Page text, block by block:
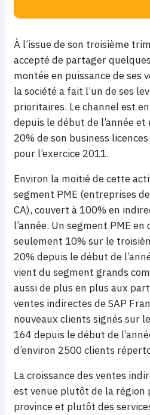
À l’issue de son troisième
accepté de partager
montée en puissance de ses
la société a fait l’un de ses
prioritaires. Le channel est
depuis le début de l’année
20% de son business
pour l’exercice 2011.
Environ la moitié de cette
segment PME (entreprises
CA), couvert à 100% en
l’année. Un segment PME en
seulement 10% sur le
20% depuis le début de
vient du segment grands
aussi de plus en plus aux
ventes indirectes de SAP
nouveaux clients signés sur
164 depuis le début de
d’environ 2500 clients
La croissance des ventes
est venue plutôt de la région
province et plutôt des